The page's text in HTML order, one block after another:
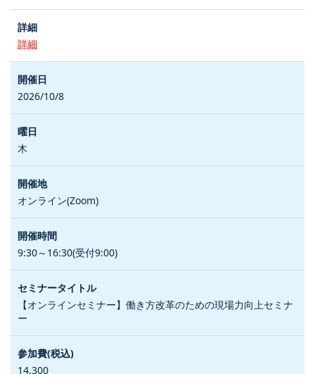
詳細
2026/10/8
木
オンライン(Zoom)
9:30～16:30(受付9:00)
【オンラインセミナー】働き方改革のための現場力向上セミナ
ー
14,300